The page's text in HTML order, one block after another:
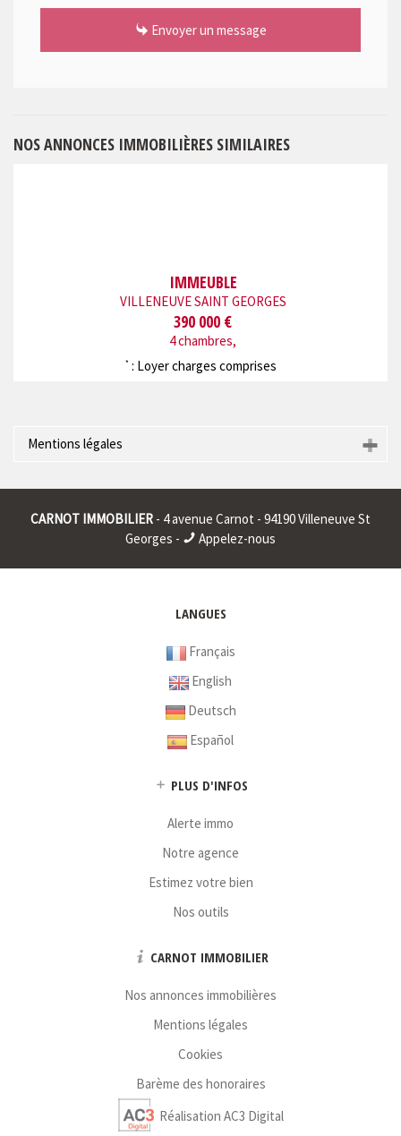
Envoyer un message
NOS ANNONCES IMMOBILIÈRES SIMILAIRES
IMMEUBLE
VILLENEUVE SAINT GEORGES
390 000 €
4 chambres,
* : Loyer charges comprises
Mentions légales
Intracommunautaire : * |
CARNOT IMMOBILIER - 4 avenue Carnot - 94190 Villeneuve St
Georges -
Appelez-nous
LANGUES
Français
English
Deutsch
Español
PLUS D'INFOS
Alerte immo
Notre agence
Estimez votre bien
Nos outils
CARNOT IMMOBILIER
Nos annonces immobilières
Mentions légales
Cookies
Barème des honoraires
Réalisation AC3 Digital